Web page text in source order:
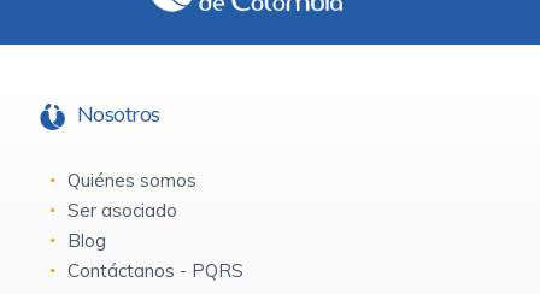
Nosotros
Quiénes somos
Ser asociado
Blog
Contáctanos - PQRS